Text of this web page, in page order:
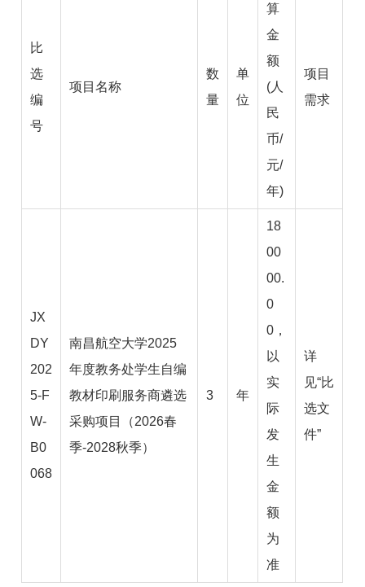
比
选
编
号
项目名称
数
量
单
位
算
金
额
( 人
民
币/
元/
年)
项目
需求
JX
DY
202
5-F
W-
B0
068
南昌航空大学2025
年度教务处学生自编
教材印刷服务商遴选
采购项目（2026春
季-2028秋季）
3 年
18
00
00.
0
0，
以
实
际
发
生
金
额
为
准
详
见“比
选文
件”